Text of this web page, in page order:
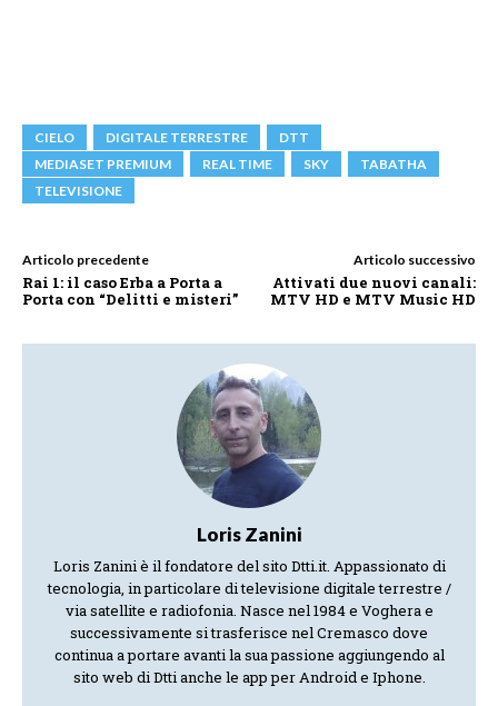
CIELO DIGITALE TERRESTRE
DTT
MEDIASET PREMIUM
REAL TIME SKY
TABATHA
TELEVISIONE
Articolo precedente
Rai 1: il caso Erba a Porta a
Porta con “Delitti e misteri”
Articolo successivo
Attivati due nuovi canali:
MTV HD e MTV Music HD
Loris Zanini
Loris Zanini è il fondatore del sito Dtti.it. Appassionato di
tecnologia, in particolare di televisione digitale terrestre /
via satellite e radiofonia. Nasce nel 1984 e Voghera e
successivamente si trasferisce nel Cremasco dove
continua a portare avanti la sua passione aggiungendo al
sito web di Dtti anche le app per Android e Iphone.